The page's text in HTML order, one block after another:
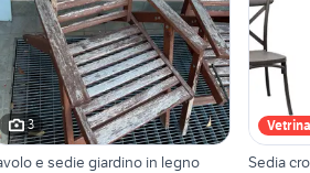
3
e sedie giardino in legno
Vetrina
Sedia